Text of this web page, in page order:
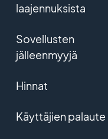
laajennuksista
Sovellusten
jälleenmyyjä
Hinnat
Käyttäjien palaute